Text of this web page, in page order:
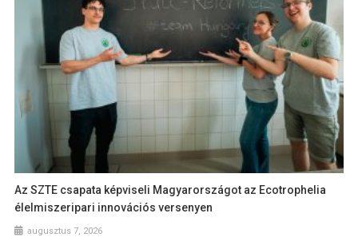
Az SZTE csapata képviseli Magyarországot az Ecotrophelia
élelmiszeripari innovációs versenyen
augusztus 7, 2026